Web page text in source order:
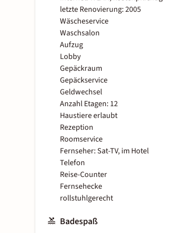
letzte Renovierung: 2005
Wäscheservice
Waschsalon
Aufzug
Lobby
Gepäckraum
Gepäckservice
Geldwechsel
Anzahl Etagen: 12
Haustiere erlaubt
Rezeption
Roomservice
Fernseher: Sat-TV, im Hotel
Telefon
Reise-Counter
Fernsehecke
rollstuhlgerecht
Badespaß